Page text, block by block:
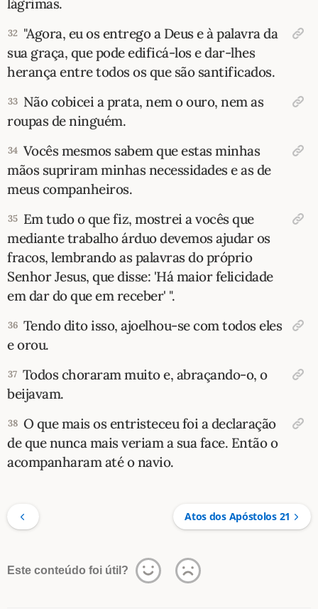
32 "Agora, eu os entrego a Deus e à palavra da
sua graça, que pode edificá-los e dar-lhes
herança entre todos os que são santificados.
33 Não cobicei a prata, nem o ouro, nem as
roupas de ninguém.
34 Vocês mesmos sabem que estas minhas
mãos supriram minhas necessidades e as de
meus companheiros.
35 Em tudo o que fiz, mostrei a vocês que
mediante trabalho árduo devemos ajudar os
fracos, lembrando as palavras do próprio
Senhor Jesus, que disse: 'Há maior felicidade
em dar do que em receber' ".
36 Tendo dito isso, ajoelhou-se com todos eles
e orou.
37 Todos choraram muito e, abraçando-o, o
beijavam.
38 O que mais os entristeceu foi a declaração
de que nunca mais veriam a sua face. Então o
acompanharam até o navio.
Atos dos Apóstolos 21
Este conteúdo foi útil?